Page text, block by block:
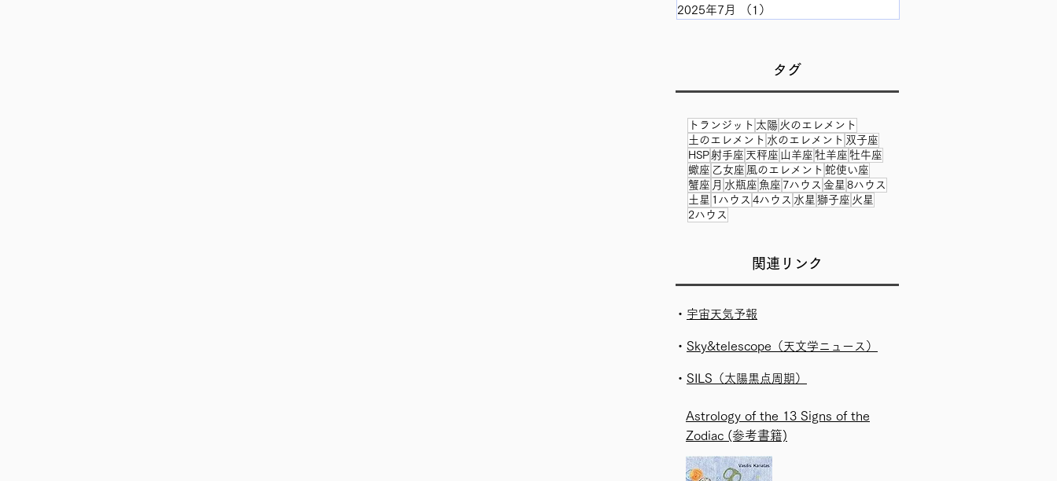
2025年7月
（1）
タグ
トランジット 太陽 火のエレメント
土のエレメント 水のエレメント 双子座
HSP射手座 天秤座 山羊座 牡羊座 牡牛座
蠍座 乙女座 風のエレメント 蛇使い座
蟹座 月 水瓶座 魚座 7ハウス 金星 8ハウス
土星 1ハウス 4ハウス 水星 獅子座 火星
2ハウス
​関連リンク
・ 宇宙天気予報
・ Sky&telescope （天文学ニュース）
・ SILS （太陽黒点周期）
Astrology of the 13 Signs of the
Zodiac (参考書籍)